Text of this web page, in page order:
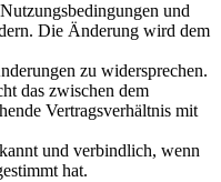
und
Die Änderung wird dem
zu widersprechen.
das zwischen dem
Vertragsverhältnis mit
und verbindlich, wenn
hat.